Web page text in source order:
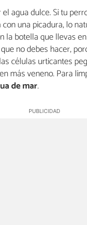
agua dulce. Si tu
una picadura, lo
la botella que llevas
no debes hacer,
células urticantes
más veneno. Para
de mar.